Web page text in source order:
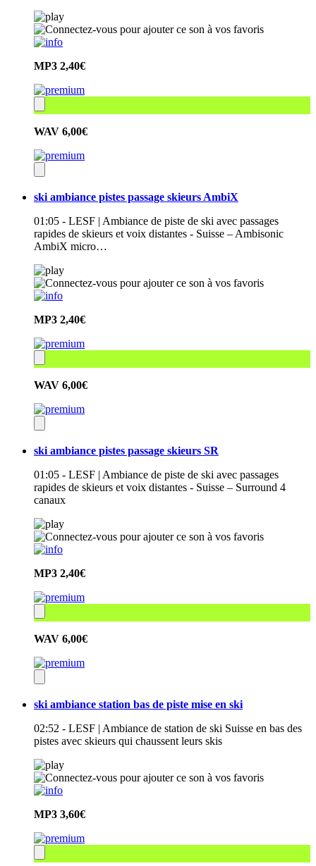
MP3 2,40€
WAV 6,00€
ski ambiance pistes passage skieurs AmbiX
01:05 - LESF | Ambiance de piste de ski avec passages
rapides de skieurs et voix distantes - Suisse – Ambisonic
AmbiX micro…
MP3 2,40€
WAV 6,00€
ski ambiance pistes passage skieurs SR
01:05 - LESF | Ambiance de piste de ski avec passages
rapides de skieurs et voix distantes - Suisse – Surround 4
canaux
MP3 2,40€
WAV 6,00€
ski ambiance station bas de piste mise en ski
02:52 - LESF | Ambiance de station de ski Suisse en bas des
pistes avec skieurs qui chaussent leurs skis
MP3 3,60€